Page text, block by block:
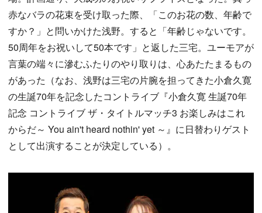
赤なバラの花束を受け取った際、「このお花の数、年齢で
すか？」と問いかけた浅野。すると「年齢じゃないです。
50周年をお祝いして50本です」と返した三宅。ユーモアが
言葉の端々に滲むふたりのやり取りは、心あたたまるもの
があった（なお、浅野は三宅の片腕を担ってきた小倉久寛
の生誕70年を記念したコントライブ『小倉久寛 生誕70年
記念 コントライブ ザ・タイトルマッチ3 お楽しみはこれ
からだ～ You ain't heard nothin' yet ～』に日替わりゲスト
として出演することが決定している）。